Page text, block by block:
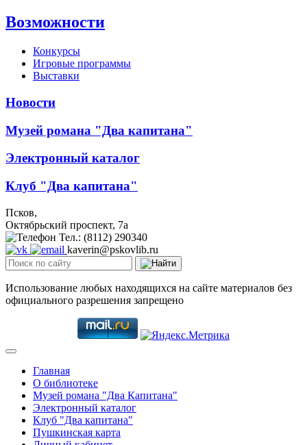
Возможности
Конкурсы
Игровые программы
Выставки
Новости
Музей романа "Два капитана"
Электронный каталог
Клуб "Два капитана"
Псков,
Октябрьский проспект, 7a
Тел.: (8112) 290340
kaverin@pskovlib.ru
Использование любых находящихся на сайте материалов без
официального разрешения запрещено
Главная
О библиотеке
Музей романа "Два Капитана"
Электронный каталог
Клуб "Два капитана"
Пушкинская карта